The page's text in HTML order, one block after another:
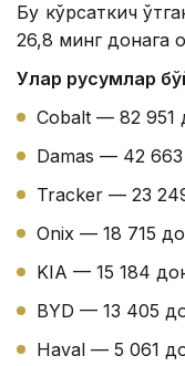
Бу кўрсаткич
26,8 минг донага
Улар русумлар
Cobalt — 82 951
Damas — 42
Tracker — 23
Onix — 18 715
KIA — 15 184
BYD — 13 405
Haval — 5 061